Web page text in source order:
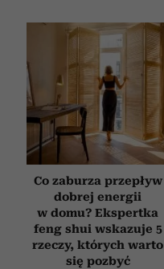
Co zaburza przepływ
dobrej energii
w domu? Ekspertka
feng shui wskazuje 5
rzeczy, których warto
się pozbyć